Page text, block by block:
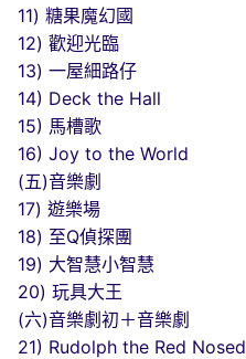
11) 糖果魔幻國
12) 歡迎光臨
13) 一屋細路仔
14) Deck the Hall
15) 馬槽歌
16) Joy to the World
(五)音樂劇
17) 遊樂場
18) 至Q偵探團
19) 大智慧小智慧
20) 玩具大王
(六)音樂劇初＋音樂劇
21) Rudolph the Red